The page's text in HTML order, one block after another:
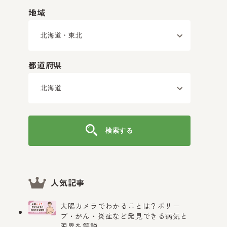
地域
都道府県
検索する
人気記事
大腸カメラでわかることは？ポリー
プ・がん・炎症など発見できる病気と